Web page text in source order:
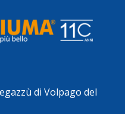
di Volpago del